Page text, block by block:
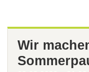
Wir